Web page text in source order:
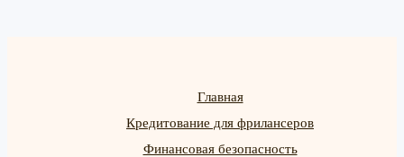
Главная
Кредитование для фрилансеров
Финансовая безопасность